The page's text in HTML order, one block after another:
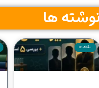
ها
مقاله ها